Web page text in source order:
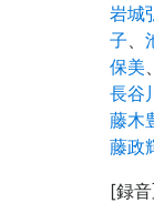
岩城
子
保美
長谷
藤木
藤政
[録